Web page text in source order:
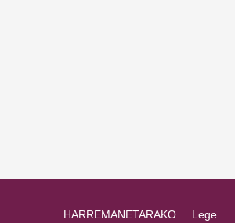
HARREMANETARAKO Lege